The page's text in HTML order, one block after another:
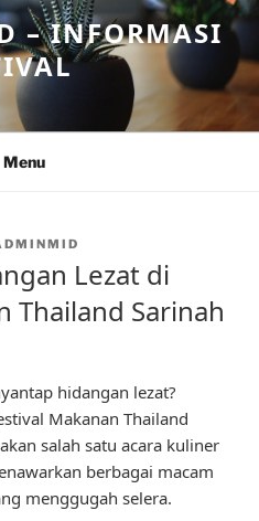
– INFORMASI
Menu
Lezat di
Thailand Sarinah
hidangan lezat?
Makanan Thailand
salah satu acara kuliner
berbagai macam
menggugah selera.